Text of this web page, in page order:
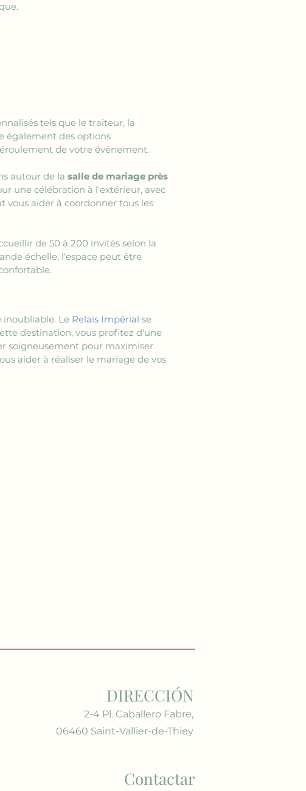
tels que le traiteur, la
également des options
de votre événement.
autour de la salle de mariage près
une célébration à l'extérieur, avec
vous aider à coordonner tous les
de 50 à 200 invités selon la
échelle, l'espace peut être
inoubliable. Le Relais Impérial se
destination, vous profitez d'une
soigneusement pour maximiser
aider à réaliser le mariage de vos
DIRECCIÓN
2-4 Pl. Caballero Fabre,
06460 Saint-Vallier-de-Thiey
Contactar